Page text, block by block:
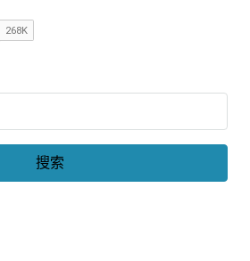
搜索